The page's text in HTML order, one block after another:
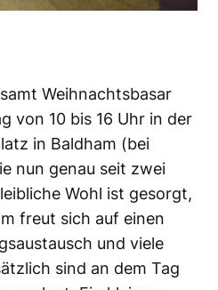
Weihnachtsbasar
von 10 bis 16 Uhr in der
in Baldham (bei
nun genau seit zwei
Wohl ist gesorgt,
freut sich auf einen
und viele
sind an dem Tag